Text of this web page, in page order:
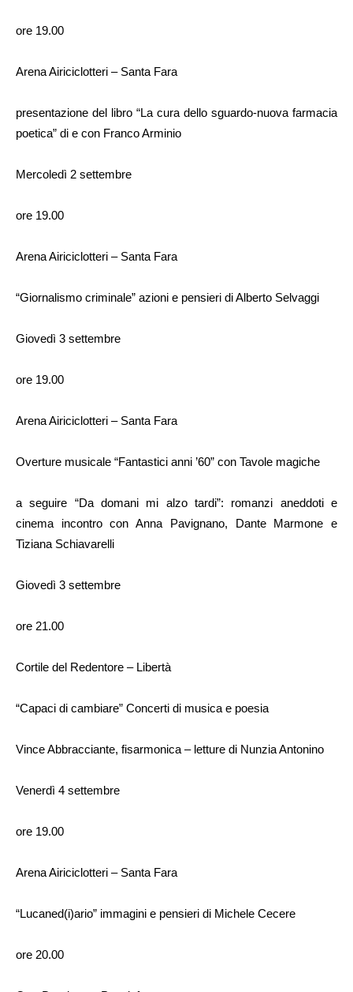
ore 19.00
Arena Airiciclotteri – Santa Fara
presentazione del libro “La cura dello sguardo-nuova farmacia
poetica” di e con Franco Arminio
Mercoledì 2 settembre
ore 19.00
Arena Airiciclotteri – Santa Fara
“Giornalismo criminale” azioni e pensieri di Alberto Selvaggi
Giovedì 3 settembre
ore 19.00
Arena Airiciclotteri – Santa Fara
Overture musicale “Fantastici anni ’60” con Tavole magiche
a seguire “Da domani mi alzo tardi”: romanzi aneddoti e
cinema incontro con Anna Pavignano, Dante Marmone e
Tiziana Schiavarelli
Giovedì 3 settembre
ore 21.00
Cortile del Redentore – Libertà
“Capaci di cambiare” Concerti di musica e poesia
Vince Abbracciante, fisarmonica – letture di Nunzia Antonino
Venerdì 4 settembre
ore 19.00
Arena Airiciclotteri – Santa Fara
“Lucaned(i)ario” immagini e pensieri di Michele Cecere
ore 20.00